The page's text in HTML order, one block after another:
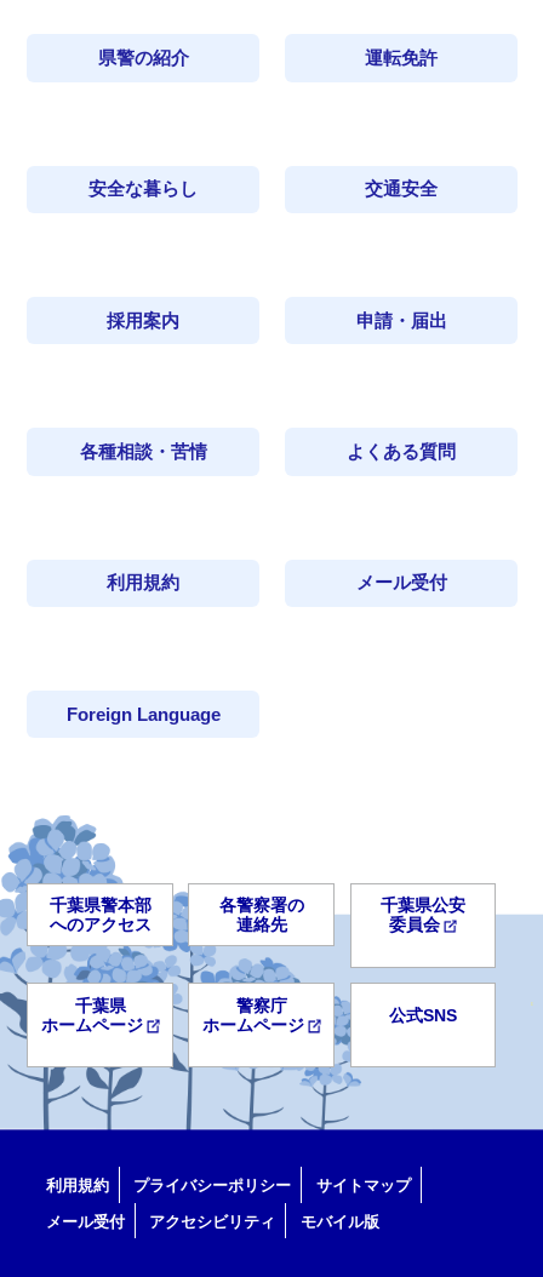
県警の紹介 運転免許
安全な暮らし 交通安全
採用案内 申請・届出
各種相談・苦情 よくある質問
利用規約 メール受付
Foreign Language
千葉県警本部
へのアクセス
各警察署の
連絡先
千葉県公安
委員会
千葉県
ホームページ
警察庁
ホームページ
公式SNS
利用規約 プライバシーポリシー
サイトマップ
メール受付
アクセシビリティ モバイル版